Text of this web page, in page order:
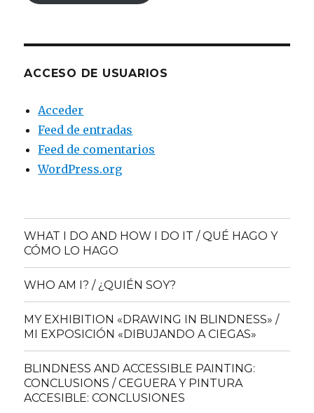
ACCESO DE USUARIOS
Acceder
Feed de entradas
Feed de comentarios
WordPress.org
WHAT I DO AND HOW I DO IT / QUÉ HAGO Y
CÓMO LO HAGO
WHO AM I? / ¿QUIÉN SOY?
MY EXHIBITION «DRAWING IN BLINDNESS» /
MI EXPOSICIÓN «DIBUJANDO A CIEGAS»
BLINDNESS AND ACCESSIBLE PAINTING:
CONCLUSIONS / CEGUERA Y PINTURA
ACCESIBLE: CONCLUSIONES